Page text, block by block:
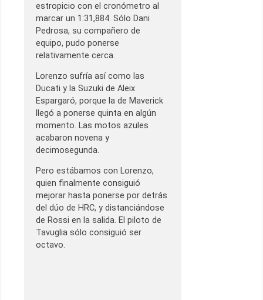
estropicio con el cronómetro al
marcar un 1:31,884. Sólo Dani
Pedrosa, su compañero de
equipo, pudo ponerse
relativamente cerca.
Lorenzo sufría así como las
Ducati y la Suzuki de Aleix
Espargaró, porque la de Maverick
llegó a ponerse quinta en algún
momento. Las motos azules
acabaron novena y
decimosegunda.
Pero estábamos con Lorenzo,
quien finalmente consiguió
mejorar hasta ponerse por detrás
del dúo de HRC, y distanciándose
de Rossi en la salida. El piloto de
Tavuglia sólo consiguió ser
octavo.